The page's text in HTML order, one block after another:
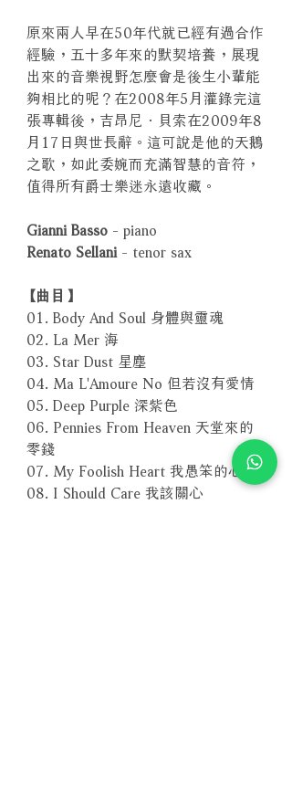
原來兩人早在50年代就已經有過合作
經驗，五十多年來的默契培養，展現
出來的音樂視野怎麼會是後生小輩能
夠相比的呢？在2008年5月灌錄完這
張專輯後，吉昂尼．貝索在2009年8
月17日與世長辭。這可說是他的天鵝
之歌，如此委婉而充滿智慧的音符，
值得所有爵士樂迷永遠收藏。
Gianni Basso - piano
Renato Sellani - tenor sax
【曲目】
01. Body And Soul 身體與靈魂
02. La Mer 海
03. Star Dust 星塵
04. Ma L'Amoure No 但若沒有愛情
05. Deep Purple 深紫色
06. Pennies From Heaven 天堂來的
零錢
07. My Foolish Heart 我愚笨的心
08. I Should Care 我該關心